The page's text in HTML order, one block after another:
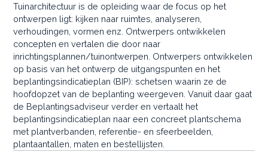
Tuinarchitectuur is de opleiding waar de focus op het
ontwerpen ligt: kijken naar ruimtes, analyseren,
verhoudingen, vormen enz. Ontwerpers ontwikkelen
concepten en vertalen die door naar
inrichtingsplannen/tuinontwerpen. Ontwerpers ontwikkelen
op basis van het ontwerp de uitgangspunten en het
beplantingsindicatieplan (BIP): schetsen waarin ze de
hoofdopzet van de beplanting weergeven. Vanuit daar gaat
de Beplantingsadviseur verder en vertaalt het
beplantingsindicatieplan naar een concreet plantschema
met plantverbanden, referentie- en sfeerbeelden,
plantaantallen, maten en bestellijsten.